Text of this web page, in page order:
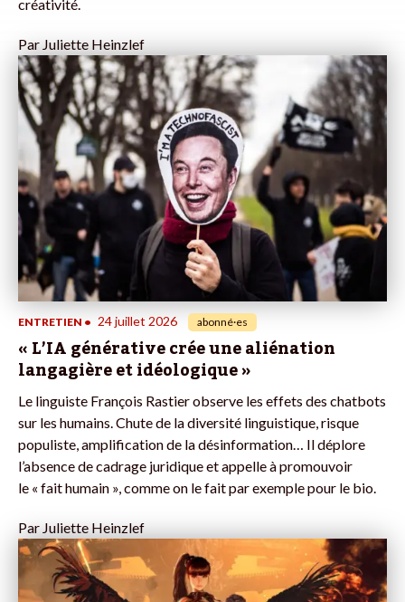
créativité.
ParJuliette Heinzlef
ENTRETIEN • 24 juillet 2026 abonné·es
« L’IA générative crée une aliénation
langagière et idéologique »
Le linguiste François Rastier observe les effets des chatbots
sur les humains. Chute de la diversité linguistique, risque
populiste, amplification de la désinformation… Il déplore
l’absence de cadrage juridique et appelle à promouvoir
le « fait humain », comme on le fait par exemple pour le bio.
ParJuliette Heinzlef